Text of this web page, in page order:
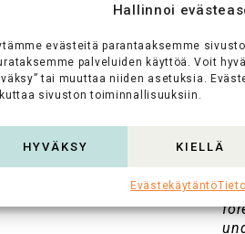
Hallinnoi
evästeitä parantaaksemme
palveluiden käyttöä. Voit
tai muuttaa niiden asetuksia.
sivuston toiminnallisuuksiin.
HYVÄKSY KIELLÄ
Evästekäytäntö